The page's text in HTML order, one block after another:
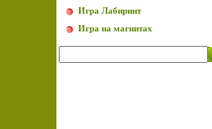
Игра Лабиринт
Игра на магнитах